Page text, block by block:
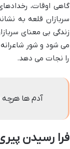
گاهی اوقات،
سربازان قلعه به
زندگی بی معنای
می شود و شور
را نجات می دهد.
آدم ها
فرا رسیدن